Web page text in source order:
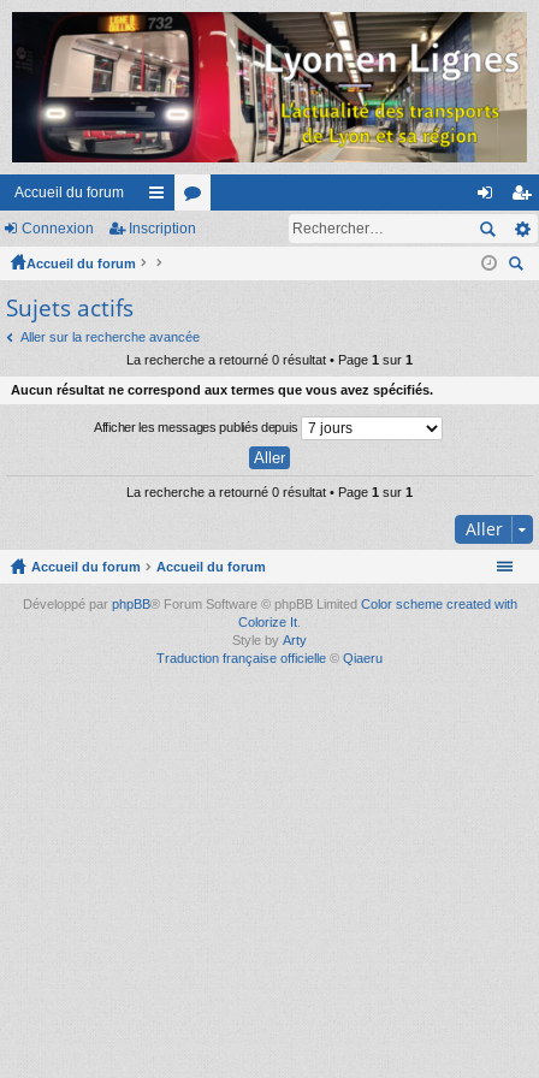
Accueil du forum
ac
co
ci
s
or
s
on
ne
ns
cri
Connexion Inscription
Accueil du forum
Sujets actifs
Aller sur la recherche avancée
La recherche a retourné 0 résultat • Page 1 sur 1
Aucun résultat ne correspond aux termes que vous avez spécifiés.
Afficher les messages publiés depuis
La recherche a retourné 0 résultat • Page 1 sur 1
Aller
Accueil du forum Accueil du forum
Développé par phpBB® Forum Software © phpBB Limited Color scheme created with
Colorize It
Style by Arty
Traduction française officielle © Qiaeru